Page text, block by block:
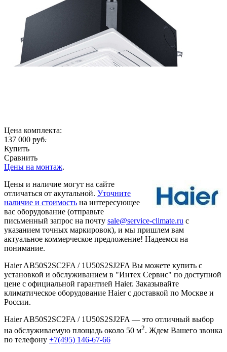
Цена комплекта:
137 000 руб.
Купить
Сравнить
Цены на монтаж.
Цены и наличие могут на сайте
отличаться от акутальной. Уточните
наличие и стоимость на интересующее
вас оборудование (отправьте
письменный запрос на почту sale@service-climate.ru с
указанием точных маркировок), и мы пришлем вам
актуальное коммерческое предложение! Надеемся на
понимание.
Haier AB50S2SC2FA / 1U50S2SJ2FA Вы можете купить с
установкой и обслуживанием в "Интех Сервис" по доступной
цене с официальной гарантией Haier. Заказывайте
климатическое оборудование Haier с доставкой по Москве и
России.
Haier AB50S2SC2FA / 1U50S2SJ2FA — это отличный выбор
на обслуживаемую площадь около 50 м2. Ждем Вашего звонка
по телефону +7(495) 146-67-66